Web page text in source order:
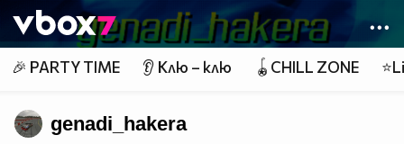
👾
🎉 PARTY TIME 👂 Клю – клю 🪀CHILL ZONE
genadi_hakera